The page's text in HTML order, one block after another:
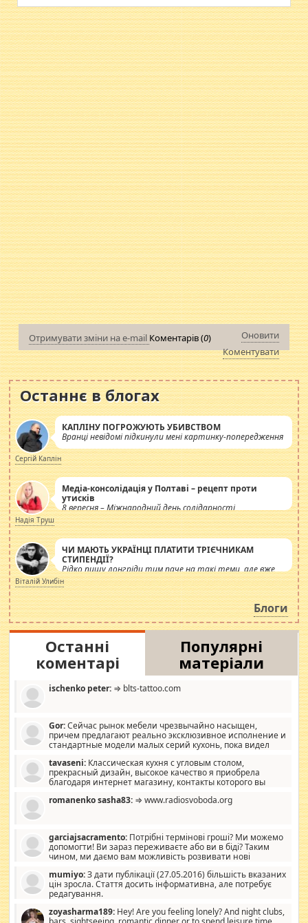
Отримувати зміни на e-mail Коментарів (0)
Оновити
Коментувати
Останнє в блогах
КАПЛІНУ ПОГРОЖУЮТЬ УБИВСТВОМ
Вранці невідомі підкинули мені картинку-попередження
Сергій Каплін
Медіа-консолідація у Полтаві – рецепт проти
утисків
8 вересня – Міжнародний день солідарності
журналістів.
Надія Труш
ЧИ МАЮТЬ УКРАЇНЦІ ПЛАТИТИ ТРІЄЧНИКАМ
СТИПЕНДІЇ?
Рідко пишу лонгріди тим паче на такі теми, але вже
просто дістало! Обурюють сьогоднішні інсенуації
навколо стипендіального питання. Штучно
роздувається ще одна соціальна катастрофа.
Віталій Улибін
Блоги
Останні
коментарі
Популярні
матеріали
ischenko peter: ⇒ blts-tattoo.com
Gor:Сейчас рынок мебели чрезвычайно насыщен,
причем предлагают реально эксклюзивное исполнение и
стандартные модели малых серий кухонь, пока видел
стандартные формы, в MebelOk, креативненько и что главное -
со вкусом все в порядке, без ненужных наворотов удорожающих
мебель, а это не последний фактор.
tavaseni: Классическая кухня с угловым столом,
прекрасный дизайн, высокое качество я приобрела
благодаря интернет магазину, контакты которого вы
romanenko sasha83: ⇒ www.radiosvoboda.org
garciajsacramento: Потрібні термінові гроші? Ми можемо
допомогти! Ви зараз переживаєте або ви в біді? Таким
чином, ми даємо вам можливість розвивати нові
допомагати людям, які намагаються дати їм шанс. Кожен
заслуговує на другий шанс, і, оскільки влада не зможе, вони
повинні приймати від інших. Для нас нема багато суми, і зрілість
витрат, а тільки узгоджених сум і нічого іншого. Не чекайте і не
mumiyo:З дати публікації (27.05.2016) більшість вказаних
цін зросла. Стаття досить інформативна, але потребує
редагування.
zoyasharma189: Hey! Are you feeling lonely? And night clubs,